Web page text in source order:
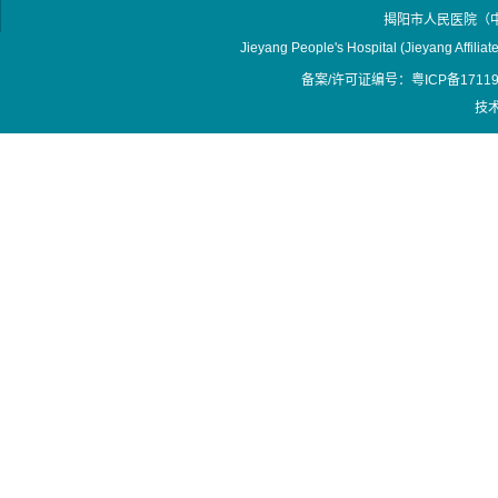
揭阳市人民医院
Jieyang People's Hospital (Jieyang
备案/许可证编号：粤ICP备
技